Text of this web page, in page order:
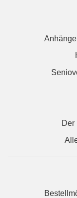
Der